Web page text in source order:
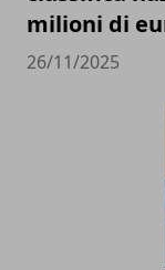
milioni di
26/11/2025